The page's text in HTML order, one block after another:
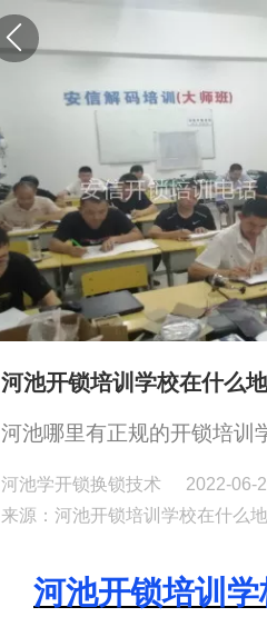
河池开锁培训学校在什么
河池哪里有正规的开锁培训
河池学开锁换锁技术
2022-06-
来源：河池开锁培训学校在什么
河池开锁培训